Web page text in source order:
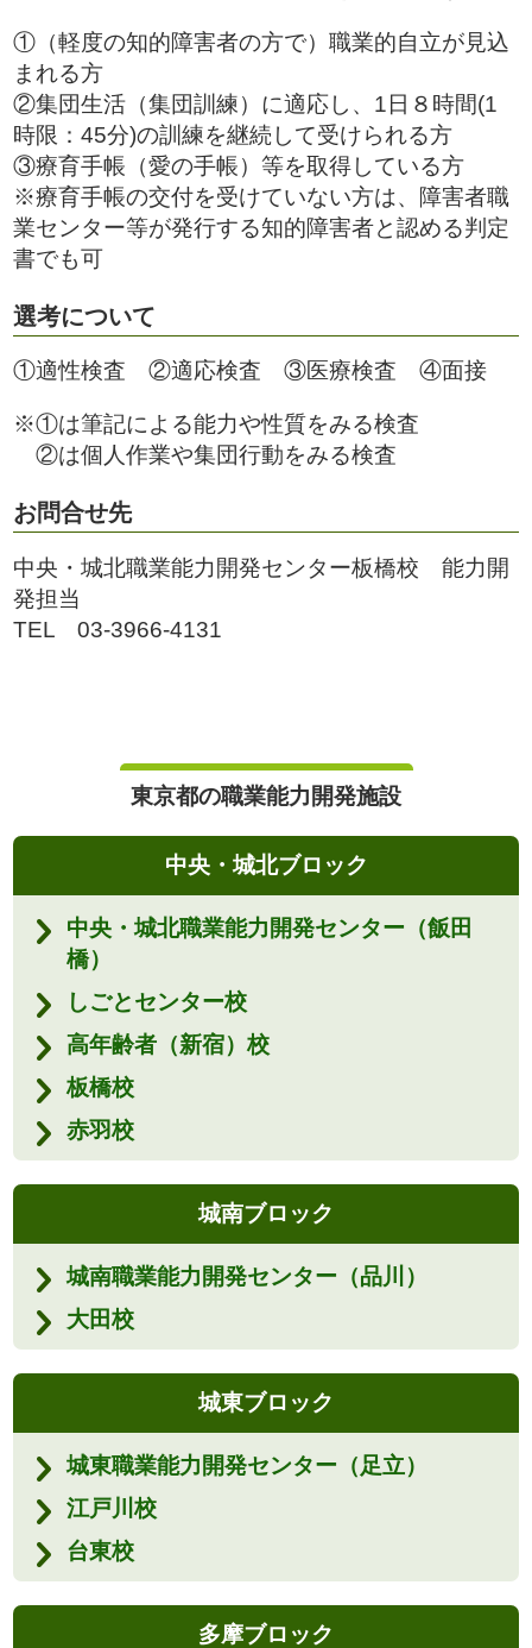
①（軽度の知的障害者の方で）職業的自立が見込
まれる方
②集団生活（集団訓練）に適応し、1日８時間(1
時限：45分)の訓練を継続して受けられる方
③療育手帳（愛の手帳）等を取得している方
※療育手帳の交付を受けていない方は、障害者職
業センター等が発行する知的障害者と認める判定
書でも可
選考について
①適性検査 ②適応検査 ③医療検査 ④面接
※①は筆記による能力や性質をみる検査
②は個人作業や集団行動をみる検査
お問合せ先
中央・城北職業能力開発センター板橋校 能力開
発担当
TEL 03-3966-4131
東京都の職業能力開発施設
中央・城北ブロック
中央・城北職業能力開発センター（飯田
橋）
しごとセンター校
高年齢者（新宿）校
板橋校
赤羽校
城南ブロック
城南職業能力開発センター（品川）
大田校
城東ブロック
城東職業能力開発センター（足立）
江戸川校
台東校
多摩ブロック